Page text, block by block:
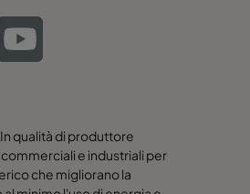
qualità di produttore
e industriali per
che migliorano la